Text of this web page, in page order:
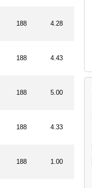
188 4.28
188 4.43
188 5.00
188 4.33
188 1.00